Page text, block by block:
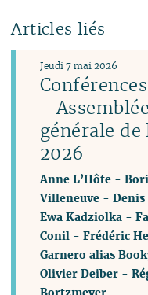
Articles liés
- Assemblée
générale de
2026
Jeudi 7 mai 2026
Anne L’Hôte -
Villeneuve -
Ewa Kadziolka -
Conil -Frédéric
Garnero alias
Olivier Deiber -